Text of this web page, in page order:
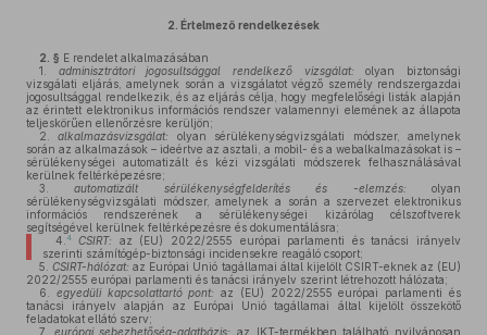
2. Értelmező rendelkezések
2. § E rendelet alkalmazásában
1.
adminisztrátori jogosultsággal rendelkező vizsgálat: olyan biztonsági
vizsgálati eljárás, amelynek során a vizsgálatot végző személy rendszergazdai
jogosultsággal rendelkezik, és az eljárás célja, hogy megfelelőségi listák alapján
az érintett elektronikus információs rendszer valamennyi elemének az állapota
teljeskörűen ellenőrzésre kerüljön;
2.
alkalmazásvizsgálat:
olyan sérülékenységvizsgálati módszer, amelynek
során az alkalmazások – ideértve az asztali, a mobil- és a webalkalmazásokat is –
sérülékenységei automatizált és kézi vizsgálati módszerek felhasználásával
kerülnek feltérképezésre;
3.
automatizált sérülékenységfelderítés és -elemzés: olyan
sérülékenységvizsgálati módszer, amelynek a során a szervezet elektronikus
információs rendszerének a sérülékenységei kizárólag célszoftverek
segítségével kerülnek feltérképezésre és dokumentálásra;
4. 4 CSIRT: az (EU) 2022/2555 európai parlamenti és tanácsi irányelv
szerinti számítógép-biztonsági incidensekre reagáló csoport;
5. CSIRT-hálózat: az Európai Unió tagállamai által kijelölt CSIRT-eknek az (EU)
2022/2555 európai parlamenti és tanácsi irányelv szerint létrehozott hálózata;
6.
egyedüli kapcsolattartó pont: az (EU) 2022/2555 európai parlamenti és
tanácsi irányelv alapján az Európai Unió tagállamai által kijelölt összekötő
feladatokat ellátó szerv;
7.
európai sebezhetőség-adatbázis: az IKT-termékben található nyilvánosan